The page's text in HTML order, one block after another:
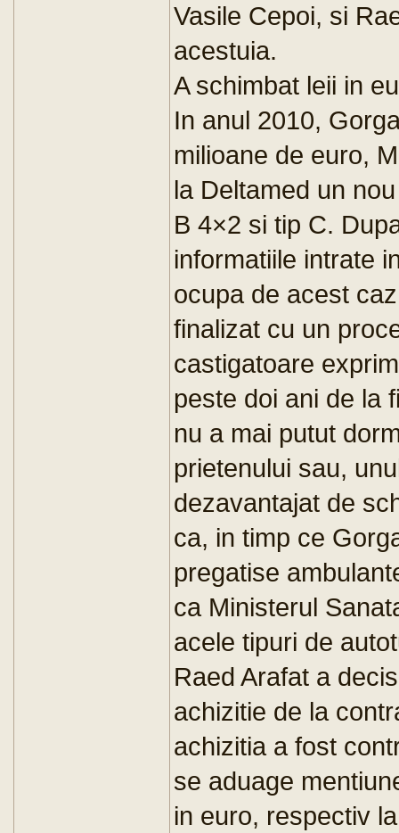
Vasile Cepoi, si
acestuia.
A schimbat leii in
In anul 2010,
milioane de euro,
la Deltamed un
B 4×2 si tip C.
informatiile intrate
ocupa de acest
finalizat cu un
castigatoare
peste doi ani de la
nu a mai putut
prietenului sau,
dezavantajat de
ca, in timp ce
pregatise
ca Ministerul
acele tipuri de
Raed Arafat a
achizitie de la
achizitia a fost
se aduage
in euro, respectiv